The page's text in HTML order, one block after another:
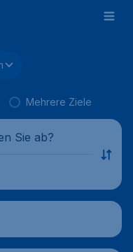
Mehrere Ziele
Sie ab?